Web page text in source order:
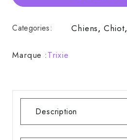
Categories: Chiens, Chiot,
Marque :Trixie
Description